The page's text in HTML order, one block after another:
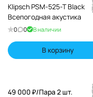
Klipsch PSM-525-T Black
Всепогодная акустика
0 0 В наличии
В корзину
49 000 ₽/Пара 2 шт.